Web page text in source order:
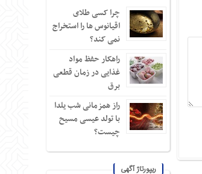
چرا کسی طلای
اقیانوس ها را استخراج
نمی کند؟
راهکار حفظ مواد
غذایی در زمان قطعی
برق
راز همزمانی شب یلدا
با تولد عیسی مسیح
چیست؟
ریپورتاژ آگهی